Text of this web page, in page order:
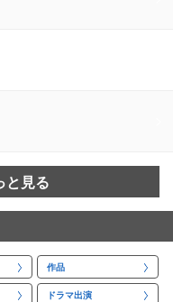
と見る
作品
ドラマ出演